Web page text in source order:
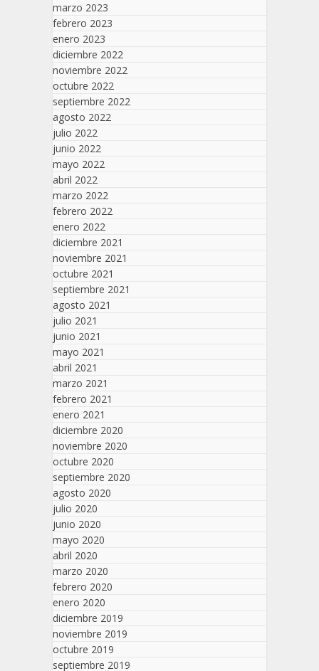
marzo 2023
febrero 2023
enero 2023
diciembre 2022
noviembre 2022
octubre 2022
septiembre 2022
agosto 2022
julio 2022
junio 2022
mayo 2022
abril 2022
marzo 2022
febrero 2022
enero 2022
diciembre 2021
noviembre 2021
octubre 2021
septiembre 2021
agosto 2021
julio 2021
junio 2021
mayo 2021
abril 2021
marzo 2021
febrero 2021
enero 2021
diciembre 2020
noviembre 2020
octubre 2020
septiembre 2020
agosto 2020
julio 2020
junio 2020
mayo 2020
abril 2020
marzo 2020
febrero 2020
enero 2020
diciembre 2019
noviembre 2019
octubre 2019
septiembre 2019